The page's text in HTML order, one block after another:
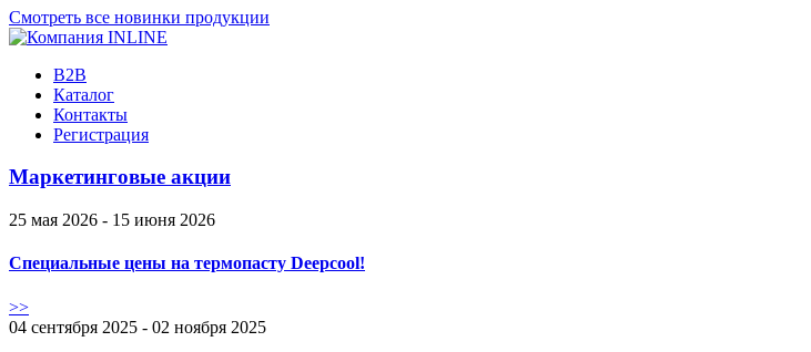
Смотреть все новинки продукции
B2B
Каталог
Контакты
Регистрация
Маркетинговые акции
25 мая 2026 - 15 июня 2026
Специальные цены на термопасту Deepcool!
>>
04 сентября 2025 - 02 ноября 2025